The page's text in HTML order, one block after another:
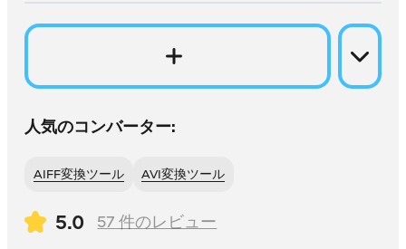
人気のコンバーター:
AIFF変換ツール AVI変換ツール
5.0 57 件のレビュー